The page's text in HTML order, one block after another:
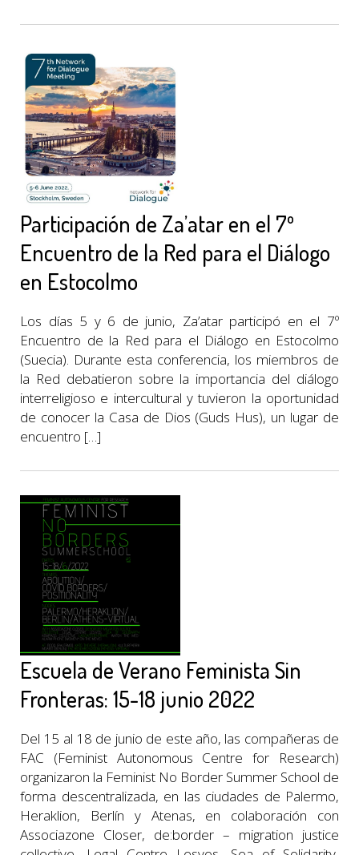
Participación de Za’atar en el 7º
Encuentro de la Red para el Diálogo
en Estocolmo
Los días 5 y 6 de junio, Za’atar participó en el 7º
Encuentro de la Red para el Diálogo en Estocolmo
(Suecia). Durante esta conferencia, los miembros de
la Red debatieron sobre la importancia del diálogo
interreligioso e intercultural y tuvieron la oportunidad
de conocer la Casa de Dios (Guds Hus), un lugar de
encuentro […]
Escuela de Verano Feminista Sin
Fronteras: 15-18 junio 2022
Del 15 al 18 de junio de este año, las compañeras de
FAC (Feminist Autonomous Centre for Research)
organizaron la Feminist No Border Summer School de
forma descentralizada, en las ciudades de Palermo,
Heraklion, Berlín y Atenas, en colaboración con
Associazone Closer, de:border – migration justice